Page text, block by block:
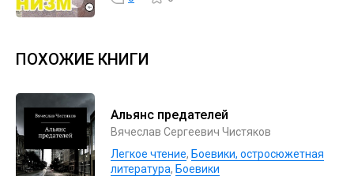
ПОХОЖИЕ КНИГИ
Альянс предателей
Вячеслав Сергеевич Чистяков
Легкое чтение, Боевики, остросюжетная
литература, Боевики